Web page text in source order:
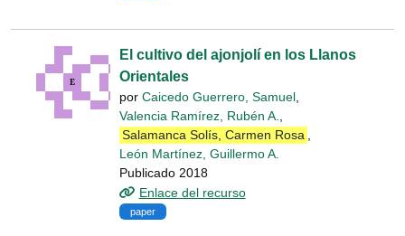
El cultivo del ajonjolí en los Llanos
Orientales
por Caicedo Guerrero, Samuel,
Valencia Ramírez, Rubén A.,
Salamanca Solís, Carmen Rosa ,
León Martínez, Guillermo A.
Publicado 2018
Enlace del recurso
paper